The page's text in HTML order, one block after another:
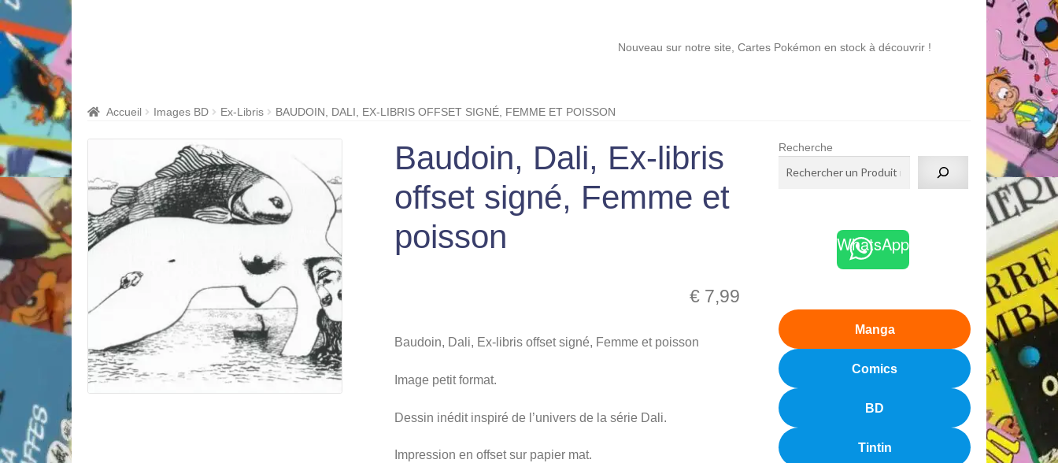
Nouveau sur notre site, Cartes Pokémon en stock à découvrir !
Accueil Images BD Ex-Libris BAUDOIN, DALI, EX-LIBRIS OFFSET SIGNÉ, FEMME ET POISSON
Baudoin, Dali, Ex-libris
offset signé, Femme et
poisson
€ 7,99
Baudoin, Dali, Ex-libris offset signé, Femme et poisson
Image petit format.
Dessin inédit inspiré de l’univers de la série Dali.
Impression en offset sur papier mat.
Recherche
WhatsApp
Manga
Comics
BD
Tintin